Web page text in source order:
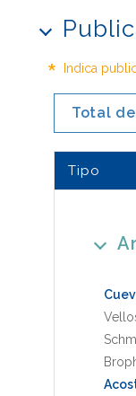
* Indica
Total
Tipo